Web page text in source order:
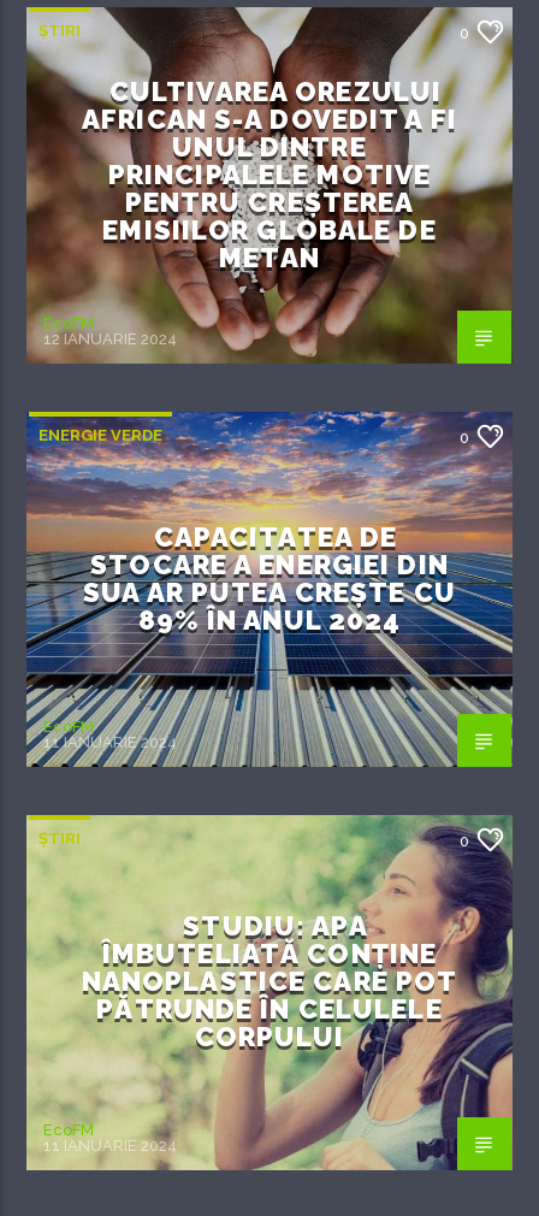
ȘTIRI 0
CULTIVAREA OREZULUI
AFRICAN S-A DOVEDIT A FI
UNUL DINTRE
PRINCIPALELE MOTIVE
PENTRU CREȘTEREA
EMISIILOR GLOBALE DE
METAN
EcoFM
12 IANUARIE 2024
ENERGIE VERDE 0
CAPACITATEA DE
STOCARE A ENERGIEI DIN
SUA AR PUTEA CREȘTE CU
89% ÎN ANUL 2024
EcoFM
11 IANUARIE 2024
ȘTIRI 0
STUDIU: APA
ÎMBUTELIATĂ CONȚINE
NANOPLASTICE CARE POT
PĂTRUNDE ÎN CELULELE
CORPULUI
EcoFM
11 IANUARIE 2024